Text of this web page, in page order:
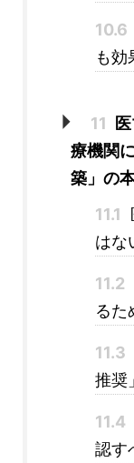
10.6
も効
11
療機関
築」の
11.1
はな
11.2
るた
11.3
推奨
11.4
認す